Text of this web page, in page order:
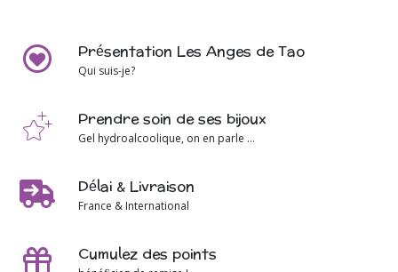
Présentation Les Anges de Tao
Qui suis-je?
Prendre soin de ses bijoux
Gel hydroalcoolique, on en parle ...
Délai & Livraison
France & International
Cumulez des points